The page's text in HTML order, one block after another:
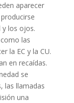
aparecer
y los ojos.
las
la EC y la CU.
en recaídas.
se
las llamadas
una